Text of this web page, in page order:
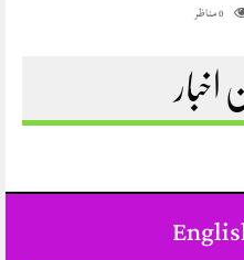
0مناظر
اخبار